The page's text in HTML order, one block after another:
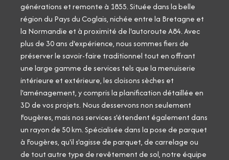
générations et remonte à 1855. Située dans la belle
région du Pays du Coglais, nichée entre la Bretagne et
la Normandie et à proximité de l'autoroute A84. Avec
plus de 30 ans d'expérience, nous sommes fiers de
préserver le savoir-faire traditionnel tout en offrant
une large gamme de services tels que la menuiserie
intérieure et extérieure, les cloisons sèches et
l'aménagement, y compris la planification détaillée en
3D de vos projets. Nous desservons non seulement
Fougères, mais nos services s'étendent également dans
un rayon de 50 km. Spécialisée dans la pose de parquet
à Fougères, qu'il s'agisse de parquet, de carrelage ou
de tout autre type de revêtement de sol, notre équipe